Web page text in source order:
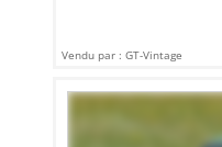
Vendu par : GT-Vintage